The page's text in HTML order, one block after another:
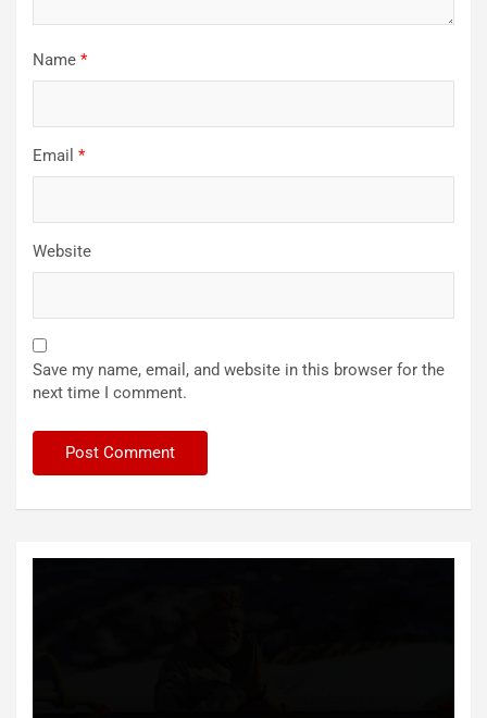
Name *
Email *
Website
Save my name, email, and website in this browser for the
next time I comment.